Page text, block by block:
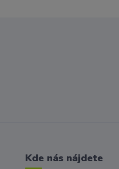
Kde nás nájdete